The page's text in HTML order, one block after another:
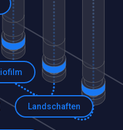
Landschaften